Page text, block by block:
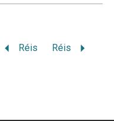
Réis Réis